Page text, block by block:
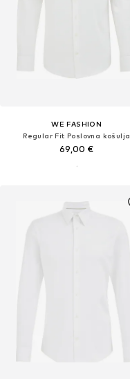
WE FASHION
Regular Fit Poslovna košulja
69,00 €